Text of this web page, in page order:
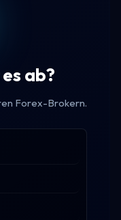
ab?
Forex-Brokern.